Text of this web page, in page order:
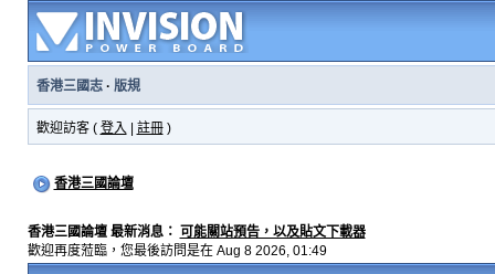
香港三國志· 版規
歡迎訪客 ( 登入 註冊)
香港三國論壇
香港三國論壇 最新消息： 可能關站預告，以及貼文下載器
歡迎再度蒞臨，您最後訪問是在 Aug 8 2026, 01:49